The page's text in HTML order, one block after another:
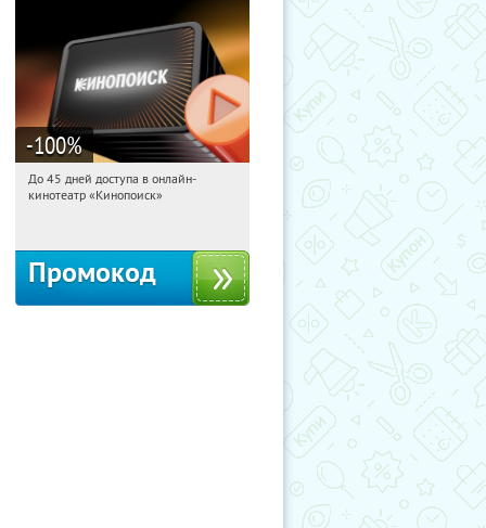
-100%
14:01:30 Получили:
До 45 дней доступа в онлайн-
кинотеатр «Кинопоиск»
Промокод